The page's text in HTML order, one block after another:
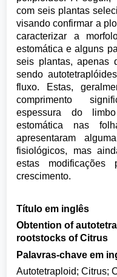
com seis plantas
visando confirmar a
caracterizar a
estomática e alguns
seis plantas, apenas
sendo
fluxo. Estas,
comprimento
espessura do
estomática nas
apresentaram
fisiológicos, mas
estas
crescimento.
Título em inglês
Obtention of
rootstocks of Citrus
Palavras-chave em
Autotetraploid; Citrus;